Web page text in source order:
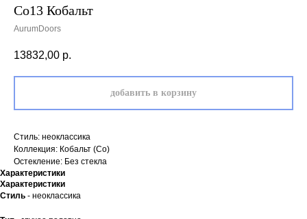
Co13 Кобальт
AurumDoors
13832,00 р.
добавить в корзину
Стиль: неоклассика
Коллекция: Кобальт (Co)
Остекление: Без стекла
Характеристики
Характеристики
Стиль - неоклассика